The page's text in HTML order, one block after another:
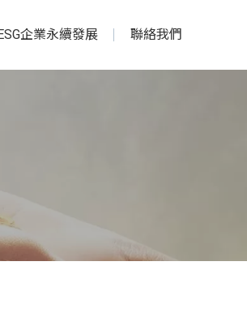
企業永續發展 聯絡我們